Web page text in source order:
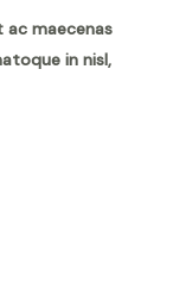
maecenas
in nisl,